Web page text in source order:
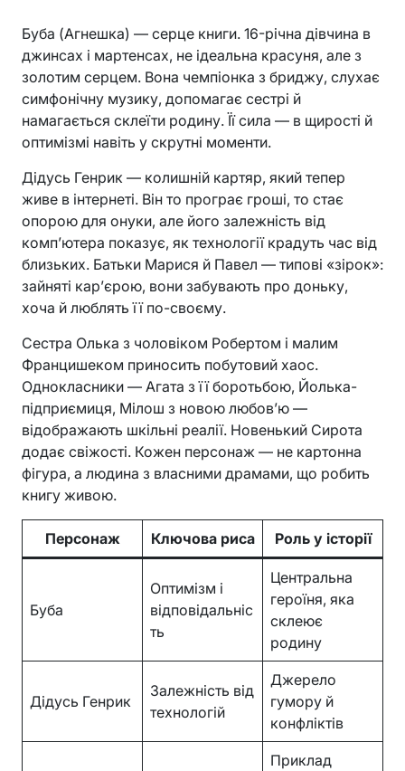
Буба (Агнешка) — серце книги. 16-річна дівчина в
джинсах і мартенсах, не ідеальна красуня, але з
золотим серцем. Вона чемпіонка з бриджу, слухає
симфонічну музику, допомагає сестрі й
намагається склеїти родину. Її сила — в щирості й
оптимізмі навіть у скрутні моменти.
Дідусь Генрик — колишній картяр, який тепер
живе в інтернеті. Він то програє гроші, то стає
опорою для онуки, але його залежність від
комп’ютера показує, як технології крадуть час від
близьких. Батьки Марися й Павел — типові «зірок»:
зайняті кар’єрою, вони забувають про доньку,
хоча й люблять її по-своєму.
Сестра Олька з чоловіком Робертом і малим
Францишеком приносить побутовий хаос.
Однокласники — Агата з її боротьбою, Йолька-
підприємиця, Мілош з новою любов’ю —
відображають шкільні реалії. Новенький Сирота
додає свіжості. Кожен персонаж — не картонна
фігура, а людина з власними драмами, що робить
книгу живою.
Персонаж Ключова риса Роль у історії
Буба
Оптимізм і
відповідальніс
ть
Центральна
героїня, яка
склеює
родину
Дідусь Генрик
Залежність від
технологій
Джерело
гумору й
конфліктів
Приклад